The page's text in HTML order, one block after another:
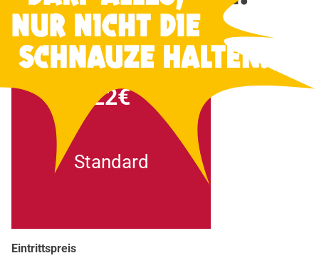
22€
Stan­dard
Ein­tritts­preis